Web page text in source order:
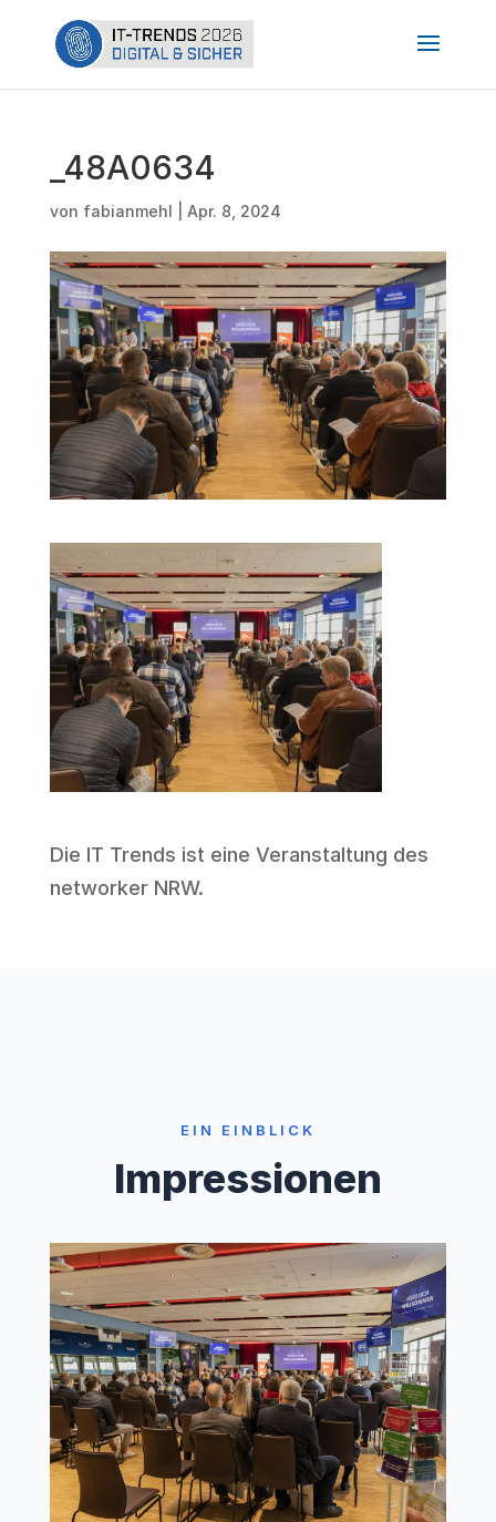
_48A0634
von fabianmehl Apr. 8, 2024
Die IT Trends ist eine Veranstaltung des
networker NRW.
EIN EINBLICK
Impressionen